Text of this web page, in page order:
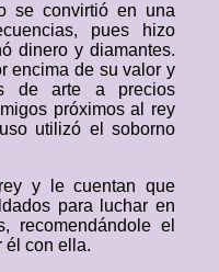
se convirtió en una
pues hizo
dinero y diamantes.
encima de su valor y
de arte a precios
próximos al rey
utilizó el soborno
y le cuentan que
para luchar en
recomendándole el
él con ella.